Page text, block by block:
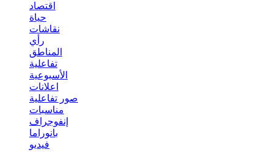
اقتصاد
حياة
نقاشات
رأي
المناطق
تفاعلية
الأسبوعية
اعلانات
صور تفاعلية
مناسبات
إنفوجراف
بانوراما
فيديو